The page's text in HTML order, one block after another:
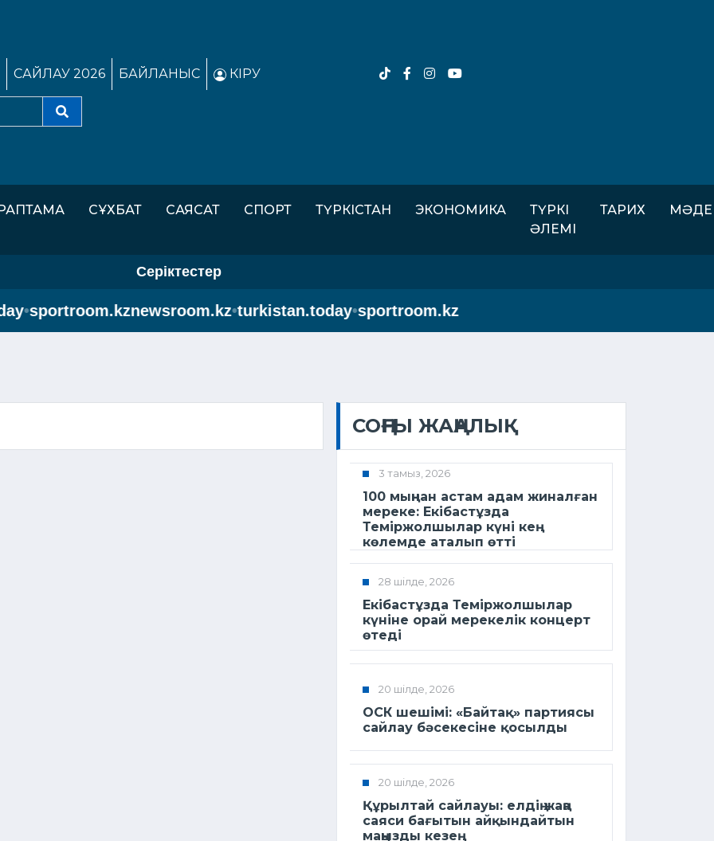
САЙЛАУ 2026 БАЙЛАНЫС КІРУ
СҰХБАТ САЯСАТ СПОРТ ТҮРКІСТАН ЭКОНОМИКА
ТҮРКІ
ӘЛЕМІ
ТАРИХ
Серіктестер
•sportroom.kznewsroom.kz•turkistan.today•sportroom.kz
СОҢҒЫ ЖАҢАЛЫҚ
3 тамыз, 2026
100 мыңнан астам адам жиналған
мереке: Екібастұзда
Теміржолшылар күні кең
көлемде аталып өтті
28 шілде, 2026
Екібастұзда Теміржолшылар
күніне орай мерекелік концерт
өтеді
20 шілде, 2026
ОСК шешімі: «Байтақ» партиясы
сайлау бәсекесіне қосылды
20 шілде, 2026
Құрылтай сайлауы: елдің жаңа
саяси бағытын айқындайтын
маңызды кезең